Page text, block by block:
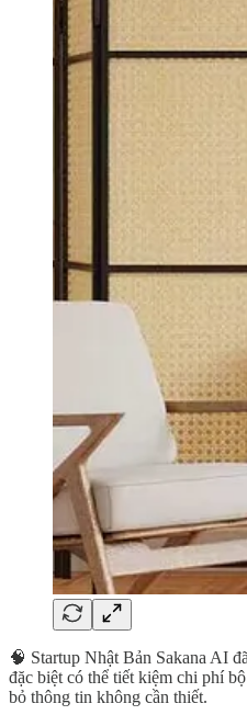
🧠 Startup Nhật Bản Sakana AI
đặc biệt có thể tiết kiệm chi phí
bỏ thông tin không cần thiết.